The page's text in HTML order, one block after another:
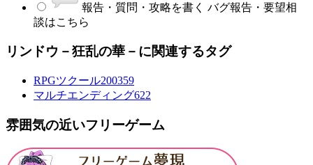
報告・質問・攻略を書く バグ報告・要望相
談はこちら
リンドウ－狂乱の華－に関連するタグ
RPGツクール200359
マルチエンディング622
雰囲気の近いフリーゲーム